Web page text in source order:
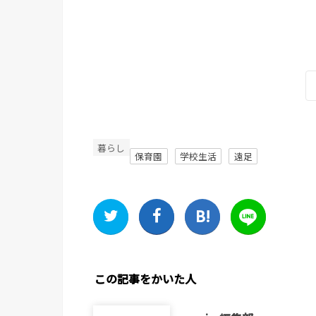
暮らし
保育園 学校生活 遠足
この記事をかいた人